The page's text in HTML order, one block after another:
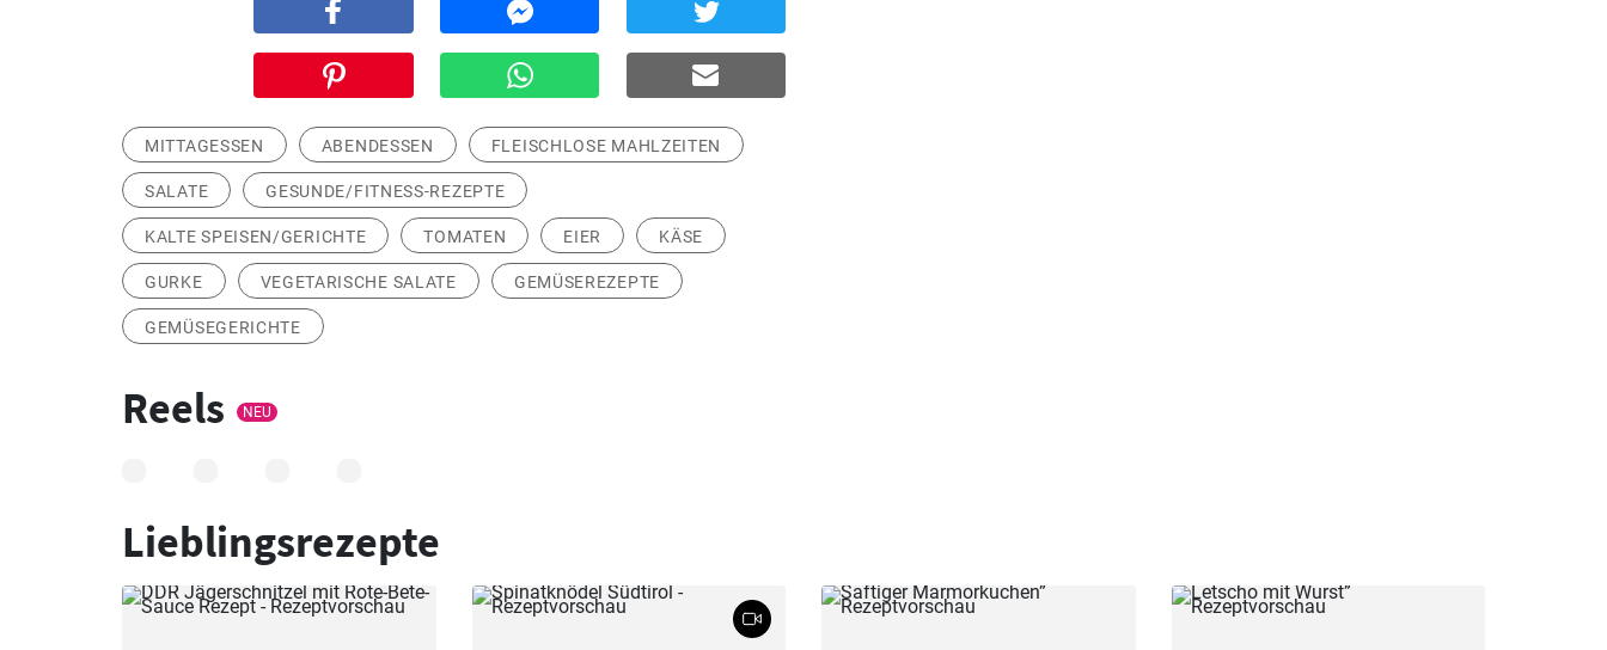
MITTAGESSEN ABENDESSEN FLEISCHLOSE MAHLZEITEN
SALATE GESUNDE/FITNESS-REZEPTE
KALTE SPEISEN/GERICHTE TOMATEN EIER KÄSE
GURKE VEGETARISCHE SALATE GEMÜSEREZEPTE
GEMÜSEGERICHTE
Reels NEU
Lieblingsrezepte